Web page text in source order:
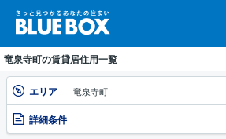
竜泉寺町の賃貸居住用一覧
エリア 竜泉寺町
詳細条件